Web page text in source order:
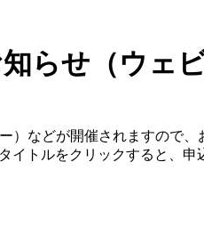
らせ（ウェ
などが開催されますので、
トルをクリックすると、申